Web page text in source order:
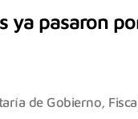
ya pasaron
de Gobierno,